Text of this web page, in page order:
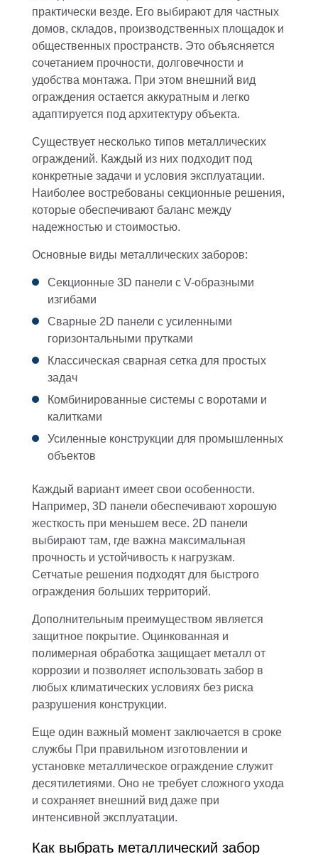
практически везде. Его выбирают для частных
домов, складов, производственных площадок и
общественных пространств. Это объясняется
сочетанием прочности, долговечности и
удобства монтажа. При этом внешний вид
ограждения остается аккуратным и легко
адаптируется под архитектуру объекта.
Существует несколько типов металлических
ограждений. Каждый из них подходит под
конкретные задачи и условия эксплуатации.
Наиболее востребованы секционные решения,
которые обеспечивают баланс между
надежностью и стоимостью.
Основные виды металлических заборов:
Секционные 3D панели с V-образными
изгибами
Сварные 2D панели с усиленными
горизонтальными прутками
Классическая сварная сетка для простых
задач
Комбинированные системы с воротами и
калитками
Усиленные конструкции для промышленных
объектов
Каждый вариант имеет свои особенности.
Например, 3D панели обеспечивают хорошую
жесткость при меньшем весе. 2D панели
выбирают там, где важна максимальная
прочность и устойчивость к нагрузкам.
Сетчатые решения подходят для быстрого
ограждения больших территорий.
Дополнительным преимуществом является
защитное покрытие. Оцинкованная и
полимерная обработка защищает металл от
коррозии и позволяет использовать забор в
любых климатических условиях без риска
разрушения конструкции.
Еще один важный момент заключается в сроке
службы При правильном изготовлении и
установке металлическое ограждение служит
десятилетиями. Оно не требует сложного ухода
и сохраняет внешний вид даже при
интенсивной эксплуатации.
Как выбрать металлический забор